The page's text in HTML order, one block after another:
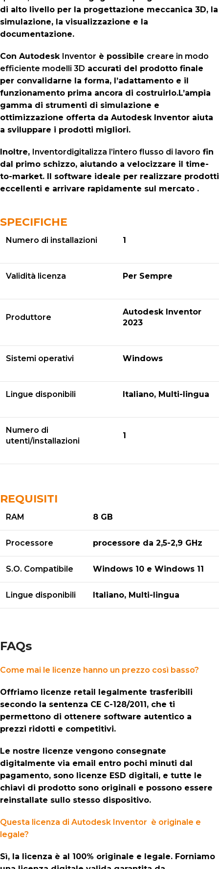
di alto livello per la progettazione meccanica 3D, la
simulazione, la visualizzazione e la
documentazione.
Con Autodesk Inventor è possibile creare in modo
efficiente modelli 3D accurati del prodotto finale
per convalidarne la forma, l’adattamento e il
funzionamento prima ancora di costruirlo.L’ampia
gamma di strumenti di simulazione e
ottimizzazione offerta da Autodesk Inventor aiuta
a sviluppare i prodotti migliori.
Inoltre, Inventordigitalizza l’intero flusso di lavoro fin
dal primo schizzo, aiutando a velocizzare il time-
to-market. Il software ideale per realizzare prodotti
eccellenti e arrivare rapidamente sul mercato .
SPECIFICHE
Numero di installazioni 1
Validità licenza Per Sempre
Produttore
Autodesk Inventor
2023
Sistemi operativi Windows
Lingue disponibili Italiano, Multi-lingua
Numero di
utenti/installazioni
1
REQUISITI
RAM 8 GB
Processore processore da 2,5-2,9 GHz
S.O. Compatibile Windows 10 e Windows 11
Lingue disponibili Italiano, Multi-lingua
FAQs
Come mai le licenze hanno un prezzo così basso?
Offriamo licenze retail legalmente trasferibili
secondo la sentenza CE C-128/2011, che ti
permettono di ottenere software autentico a
prezzi ridotti e competitivi.
Le nostre licenze vengono consegnate
digitalmente via email entro pochi minuti dal
pagamento, sono licenze ESD digitali, e tutte le
chiavi di prodotto sono originali e possono essere
reinstallate sullo stesso dispositivo.
Questa licenza di Autodesk Inventor è originale e
legale?
Sì, la licenza è al 100% originale e legale. Forniamo